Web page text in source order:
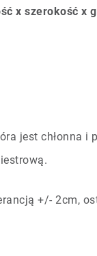
x szerokość x
jest chłonna i
+/- 2cm,